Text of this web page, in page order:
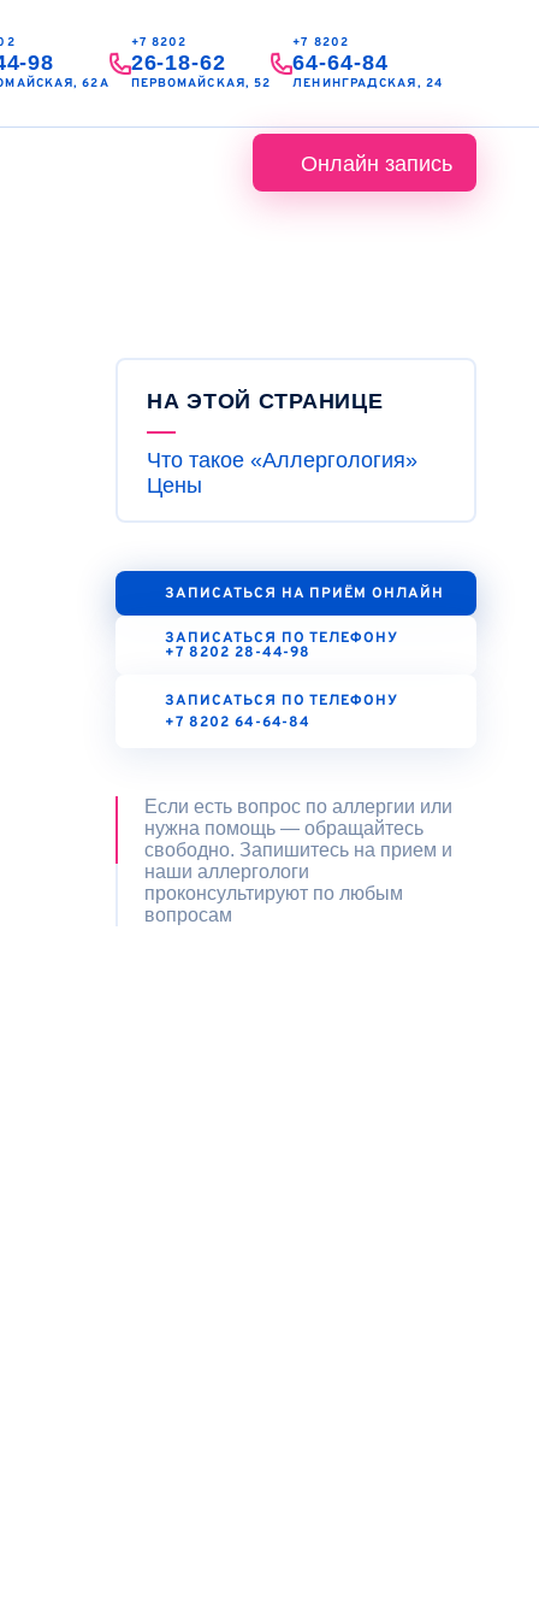
98
62А
+7 8202
26-18-62
ПЕРВОМАЙСКАЯ, 52
+7 8202
64-64-84
ЛЕНИНГРАДСКАЯ, 24
Онлайн запись
НА ЭТОЙ СТРАНИЦЕ
Что такое «Аллергология»
Цены
ЗАПИСАТЬСЯ НА ПРИЁМ ОНЛАЙН
ЗАПИСАТЬСЯ ПО ТЕЛЕФОНУ
+7 8202 28-44-98
ЗАПИСАТЬСЯ ПО ТЕЛЕФОНУ
+7 8202 64-64-84
Если есть вопрос по аллергии или
нужна помощь — обращайтесь
свободно. Запишитесь на прием и
наши аллергологи
проконсультируют по любым
вопросам